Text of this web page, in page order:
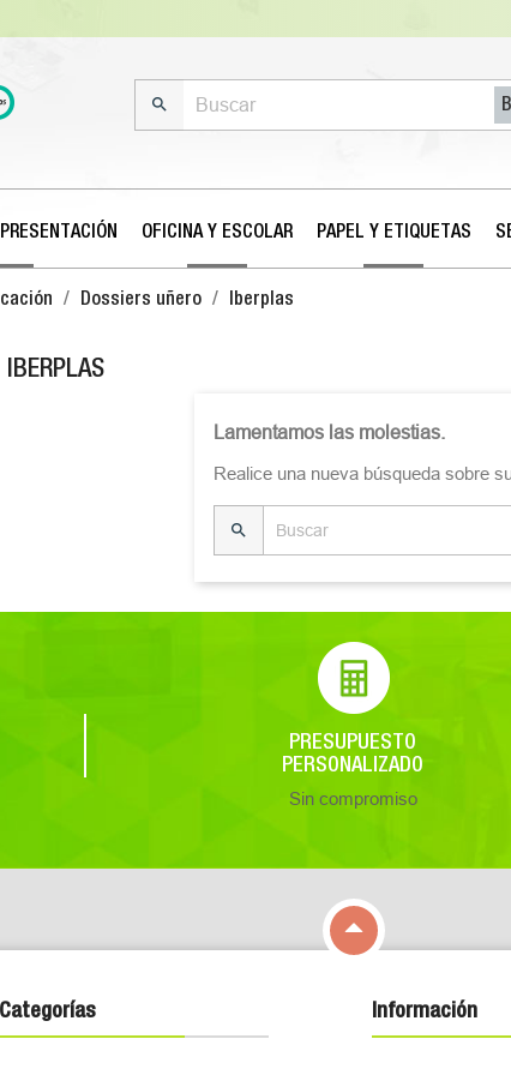

OFICINA Y ESCOLAR PAPEL Y ETIQUETAS
Dossiers uñero Iberplas
IBERPLAS
Lamentamos las molestias.
Realice una nueva búsqueda sobre

PRESUPUESTO
PERSONALIZADO
Sin compromiso

Categorías Información